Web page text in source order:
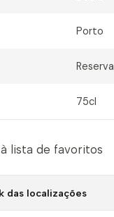
Porto
Reserva
75cl
lista de favoritos
das localizações